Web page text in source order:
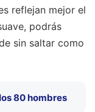
reflejan mejor el
podrás
sin saltar como
80 hombres